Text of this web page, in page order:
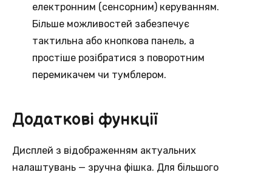
електронним (сенсорним) керуванням.
Більше можливостей забезпечує
тактильна або кнопкова панель, а
простіше розібратися з поворотним
перемикачем чи тумблером.
Додаткові функції
Дисплей з відображенням актуальних
налаштувань — зручна фішка. Для більшого